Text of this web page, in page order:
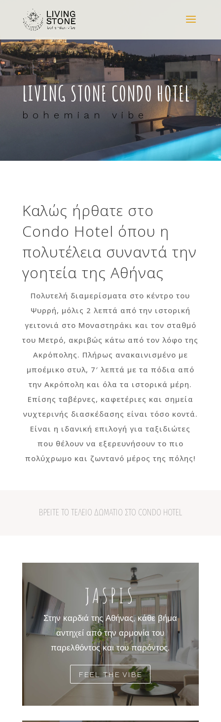
LIVING STONE CONDO HOTEL
bohemian vibe
Καλώς ήρθατε στο
Condo Hotel όπου η
πολυτέλεια συναντά την
γοητεία της Αθήνας
Πολυτελή διαμερίσματα στο κέντρο του
Ψυρρή, μόλις 2 λεπτά από την ιστορική
γειτονιά στο Μοναστηράκι και τον σταθμό
του Μετρό, ακριβώς κάτω από τον λόφο της
Ακρόπολης. Πλήρως ανακαινισμένο με
μποέμικο στυλ, 7′ λεπτά με τα πόδια από
την Ακρόπολη και όλα τα ιστορικά μέρη.
Επίσης ταβέρνες, καφετέριες και σημεία
νυχτερινής διασκέδασης είναι τόσο κοντά.
Είναι η ιδανική επιλογή για ταξιδιώτες
που θέλουν να εξερευνήσουν το πιο
πολύχρωμο και ζωντανό μέρος της πόλης!
ΒΡΕΙΤΕ ΤΟ ΤΕΛΕΙΟ ΔΩΜΑΤΙΟ ΣΤΟ CONDO HOTEL
JASPIS
Στην καρδιά της Αθήνας, κάθε βήμα
αντηχεί από την αρμονία του
παρελθόντος και του παρόντος.
FEEL THE VIBE